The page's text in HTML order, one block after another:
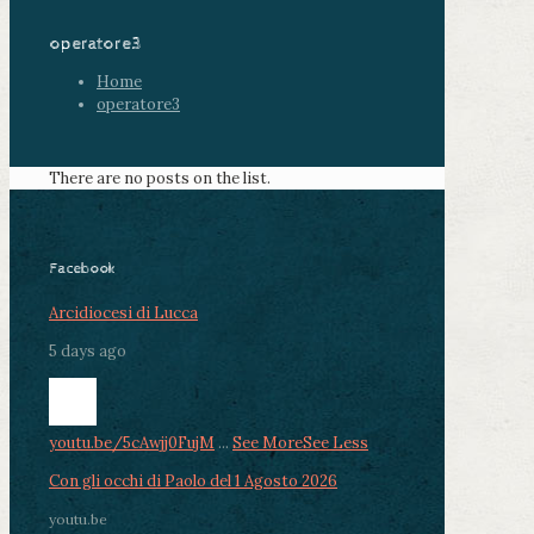
operatore3
Home
operatore3
There are no posts on the list.
Facebook
Arcidiocesi di Lucca
5 days ago
youtu.be/5cAwjj0FujM ... See MoreSee Less
Con gli occhi di Paolo del 1 Agosto 2026
youtu.be